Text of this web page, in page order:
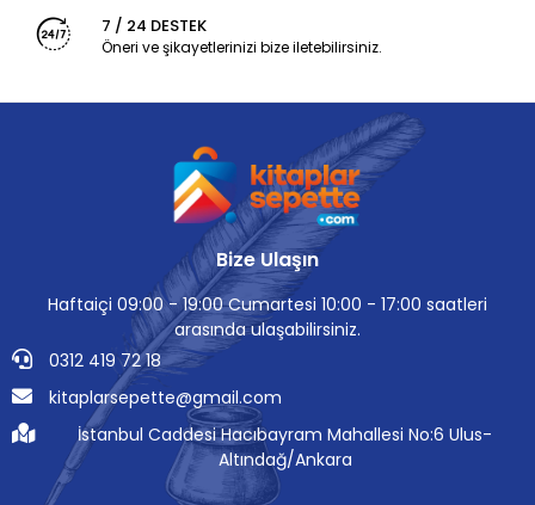
7 / 24 DESTEK
Öneri ve şikayetlerinizi bize iletebilirsiniz.
Bize Ulaşın
Haftaiçi 09:00 - 19:00 Cumartesi 10:00 - 17:00 saatleri
arasında ulaşabilirsiniz.
0312 419 72 18
kitaplarsepette@gmail.com
İstanbul Caddesi Hacıbayram Mahallesi No:6 Ulus-
Altındağ/Ankara